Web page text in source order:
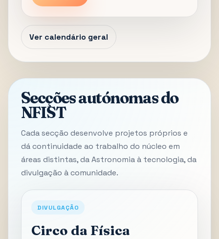
Ver calendário geral
Secções autónomas do
NFIST
Cada secção desenvolve projetos próprios e
dá continuidade ao trabalho do núcleo em
áreas distintas, da Astronomia à tecnologia, da
divulgação à comunidade.
DIVULGAÇÃO
Circo da Física